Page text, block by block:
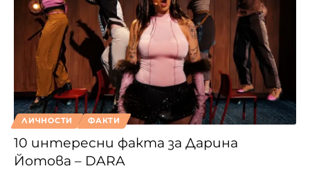
ЛИЧНОСТИ ФАКТИ
10 интересни факта за Дарина
Йотова – DARA